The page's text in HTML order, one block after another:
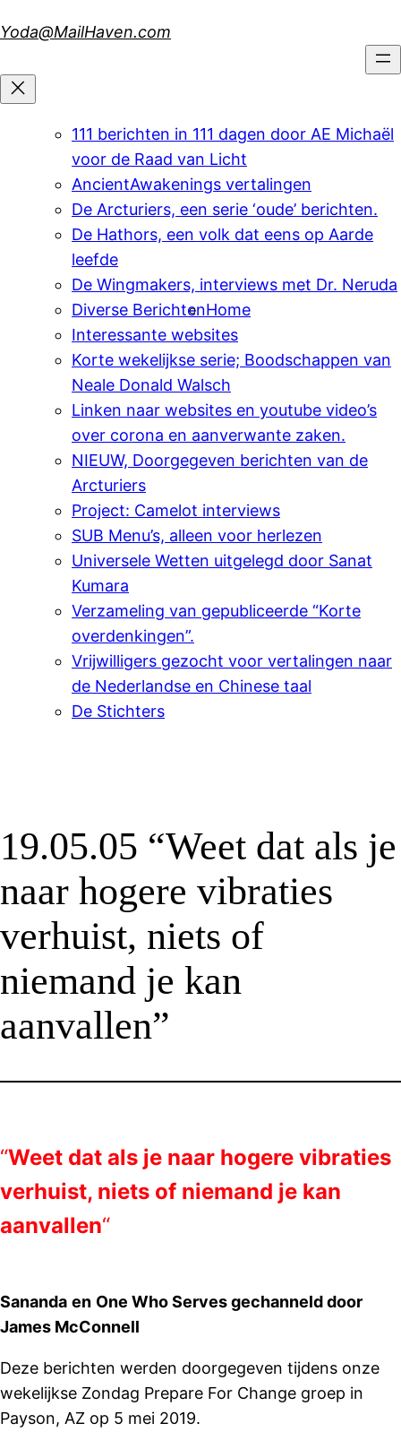
to
Yoda@MailHaven.com
111 berichten in 111 dagen door AE Michaël
voor de Raad van Licht
AncientAwakenings vertalingen
De Arcturiers, een serie ‘oude’ berichten.
De Hathors, een volk dat eens op Aarde
leefde
De Wingmakers, interviews met Dr. Neruda
Diverse BerichtenHome
Interessante websites
Korte wekelijkse serie; Boodschappen van
Neale Donald Walsch
Linken naar websites en youtube video’s
over corona en aanverwante zaken.
NIEUW, Doorgegeven berichten van de
Arcturiers
Project: Camelot interviews
SUB Menu’s, alleen voor herlezen
Universele Wetten uitgelegd door Sanat
Kumara
Verzameling van gepubliceerde “Korte
overdenkingen”.
Vrijwilligers gezocht voor vertalingen naar
de Nederlandse en Chinese taal
De Stichters
19.05.05 “Weet dat als je
naar hogere vibraties
verhuist, niets of
niemand je kan
aanvallen”
“Weet dat als je naar hogere vibraties
verhuist, niets of niemand je kan
aanvallen“
Sananda en One Who Serves gechanneld door
James McConnell
Deze berichten werden doorgegeven tijdens onze
wekelijkse Zondag Prepare For Change groep in
Payson, AZ op 5 mei 2019.